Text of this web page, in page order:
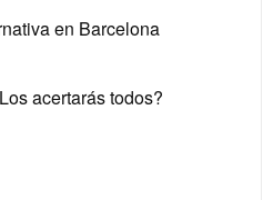
en Barcelona
acertarás todos?